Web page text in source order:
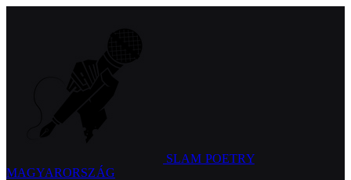
SLAM POETRY
MAGYARORSZÁG